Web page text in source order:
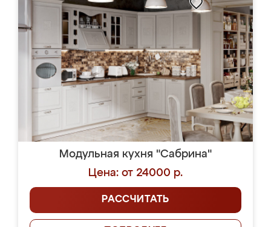
Модульная кухня "Сабрина"
Цена: от 24000 р.
РАССЧИТАТЬ